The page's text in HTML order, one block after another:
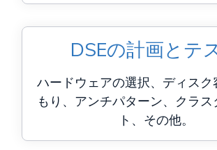
DSEの計画とテ
ハードウェアの選択、ディスク
もり、アンチパターン、クラス
ト、その他。